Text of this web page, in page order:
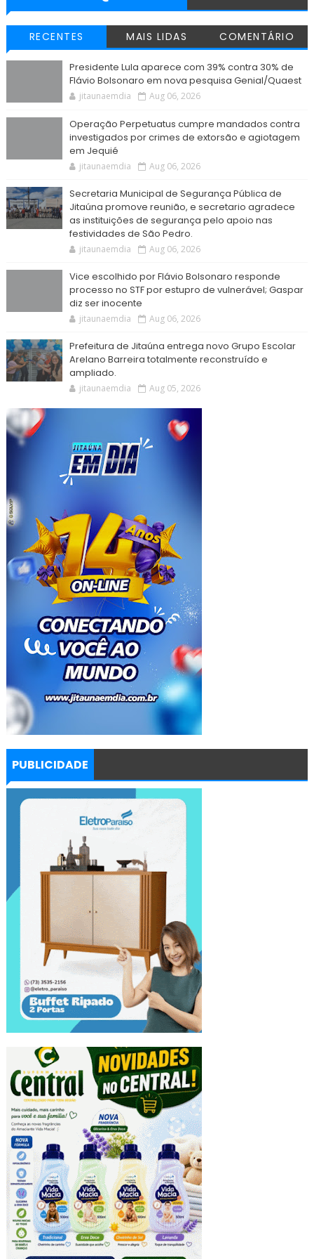
RECENTES MAIS LIDAS COMENTÁRIO
Presidente Lula aparece com 39% contra 30% de
Flávio Bolsonaro em nova pesquisa Genial/Quaest
jitaunaemdia Aug 06, 2026
Operação Perpetuatus cumpre mandados contra
investigados por crimes de extorsão e agiotagem
em Jequié
jitaunaemdia Aug 06, 2026
Secretaria Municipal de Segurança Pública de
Jitaúna promove reunião, e secretario agradece
as instituições de segurança pelo apoio nas
festividades de São Pedro.
jitaunaemdia Aug 06, 2026
Vice escolhido por Flávio Bolsonaro responde
processo no STF por estupro de vulnerável; Gaspar
diz ser inocente
jitaunaemdia Aug 06, 2026
Prefeitura de Jitaúna entrega novo Grupo Escolar
Arelano Barreira totalmente reconstruído e
ampliado.
jitaunaemdia Aug 05, 2026
PUBLICIDADE